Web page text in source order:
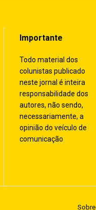
Importante
Todo material dos
colunistas publicado
neste jornal é inteira
responsabilidade dos
autores, não sendo,
necessariamente, a
opinião do veículo de
comunicação
Sobre